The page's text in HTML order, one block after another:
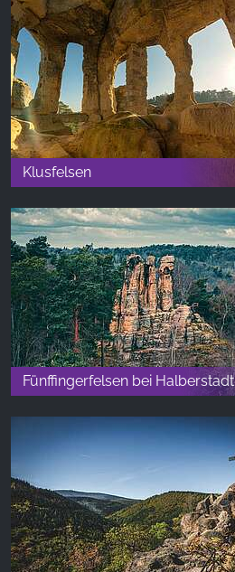
Klusfelsen
Fünffingerfelsen bei Halberstadt